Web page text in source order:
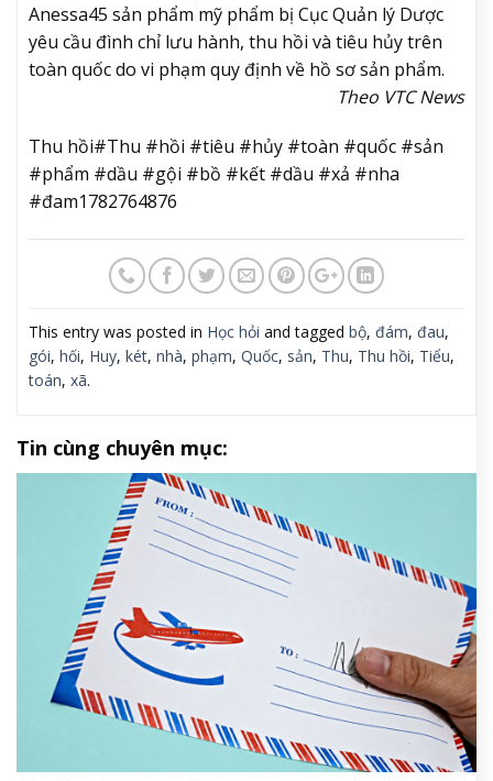
Anessa45 sản phẩm mỹ phẩm bị Cục Quản lý Dược
yêu cầu đình chỉ lưu hành, thu hồi và tiêu hủy trên
toàn quốc do vi phạm quy định về hồ sơ sản phẩm.
Theo VTC News
Thu hồi#Thu #hồi #tiêu #hủy #toàn #quốc #sản
#phẩm #dầu #gội #bồ #kết #dầu #xả #nha
#đam1782764876
This entry was posted in Học hỏi and tagged bộ, đám, đau,
gói, hối, Huy, két, nhà, phạm, Quốc, sản, Thu, Thu hồi, Tiểu,
toán, xã.
Tin cùng chuyên mục: